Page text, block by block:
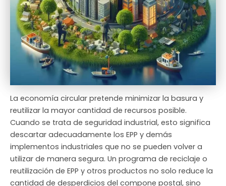
La economía circular pretende minimizar la basura y
reutilizar la mayor cantidad de recursos posible.
Cuando se trata de seguridad industrial, esto significa
descartar adecuadamente los EPP y demás
implementos industriales que no se pueden volver a
utilizar de manera segura. Un programa de reciclaje o
reutilización de EPP y otros productos no solo reduce la
cantidad de desperdicios del compone postal, sino